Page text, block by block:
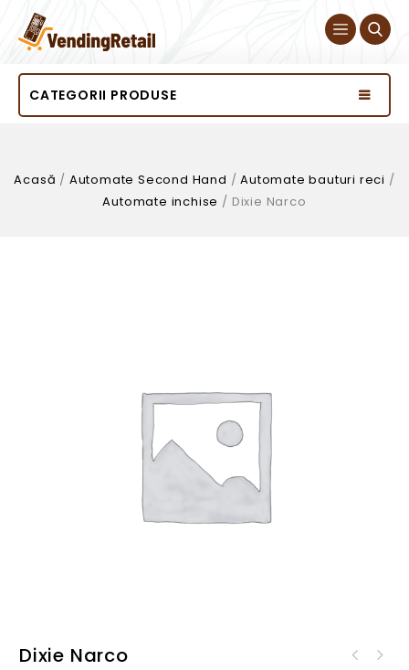
CATEGORII PRODUSE
Acasă / Automate Second Hand /Automate bauturi reci /
Automate inchise / Dixie Narco
Dixie Narco